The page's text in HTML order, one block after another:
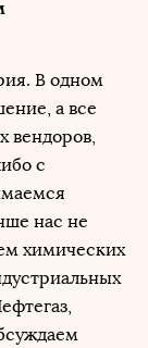
В одном
а все
вендоров,
с
нас не
химических